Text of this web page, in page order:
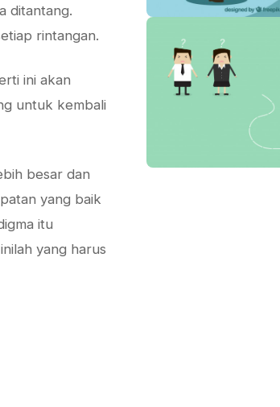
ditantang.
rintangan.
ini akan
untuk kembali
besar dan
yang baik
itu
yang harus